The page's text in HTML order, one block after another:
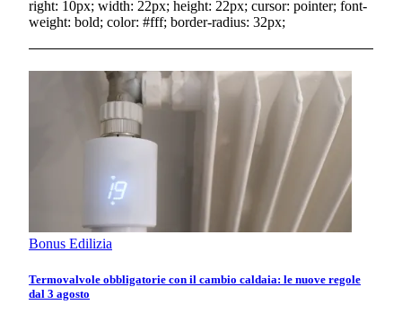
right: 10px; width: 22px; height: 22px; cursor: pointer; font-
weight: bold; color: #fff; border-radius: 32px;
Bonus Edilizia
Termovalvole obbligatorie con il cambio caldaia: le nuove regole
dal 3 agosto